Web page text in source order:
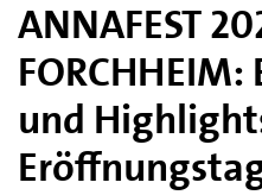
ANNAFEST
und